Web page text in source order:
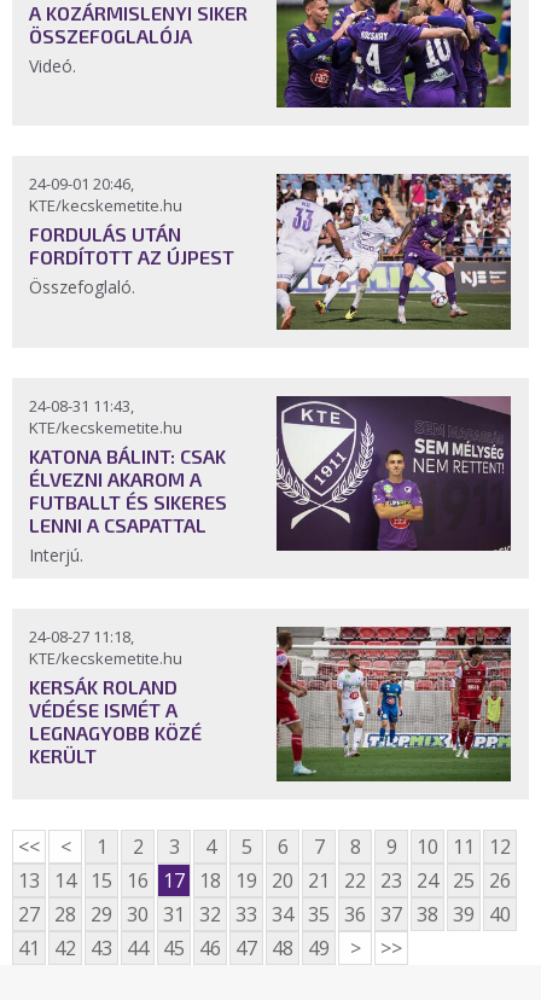
A KOZÁRMISLENYI SIKER
ÖSSZEFOGLALÓJA
Videó.
24-09-01 20:46,
KTE/kecskemetite.hu
FORDULÁS UTÁN
FORDÍTOTT AZ ÚJPEST
Összefoglaló.
24-08-31 11:43,
KTE/kecskemetite.hu
KATONA BÁLINT: CSAK
ÉLVEZNI AKAROM A
FUTBALLT ÉS SIKERES
LENNI A CSAPATTAL
Interjú.
24-08-27 11:18,
KTE/kecskemetite.hu
KERSÁK ROLAND
VÉDÉSE ISMÉT A
LEGNAGYOBB KÖZÉ
KERÜLT
<< < 1 2 3 4 5 6 7 8 9 10 11
12
13
14 15 16 17 18 19 20 21 22 23 24 25
26
27 28 29 30 31 32 33 34 35 36 37 38 39
40
41
42 43 44 45 46 47 48 49 > >>